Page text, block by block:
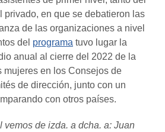
privado, en que se debatieron las
de las organizaciones a nivel
del programa tuvo lugar la
anual al cierre del 2022 de la
mujeres en los Consejos de
de dirección, junto con un
con otros países.
de izda. a dcha. a: Juan